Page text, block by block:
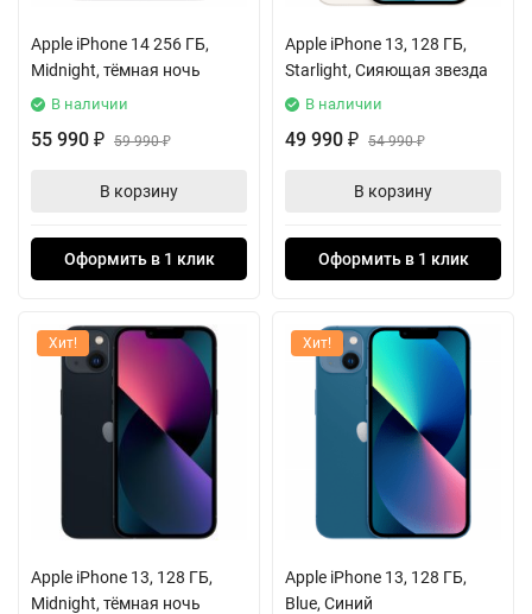
Apple iPhone 14 256 ГБ,
Midnight, тёмная ночь
В наличии
55 990 ₽ 59 990₽
В корзину
Оформить в 1 клик
Apple iPhone 13, 128 ГБ,
Starlight, Сияющая звезда
В наличии
49 990 ₽ 54 990₽
В корзину
Оформить в 1 клик
Хит!
Apple iPhone 13, 128 ГБ,
Midnight, тёмная ночь
Хит!
Apple iPhone 13, 128 ГБ,
Blue, Синий